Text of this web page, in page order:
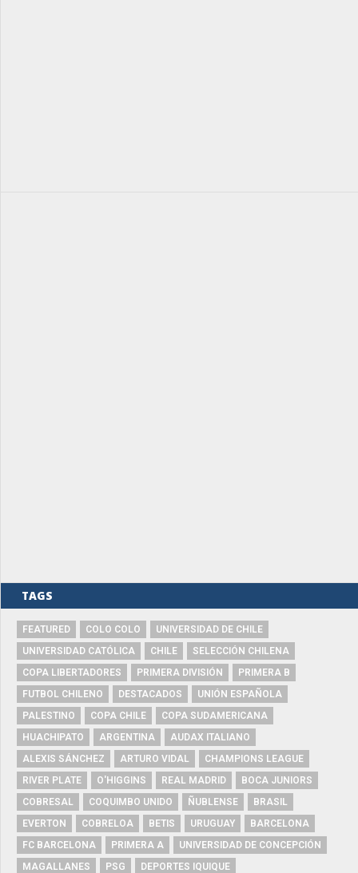
TAGS
FEATURED COLO COLO
UNIVERSIDAD DE CHILE
UNIVERSIDAD CATÓLICA
CHILE
SELECCIÓN CHILENA
COPA LIBERTADORES
PRIMERA DIVISIÓN
PRIMERA B
FUTBOL CHILENO
DESTACADOS
UNIÓN ESPAÑOLA
PALESTINO
COPA CHILE
COPA SUDAMERICANA
HUACHIPATO
ARGENTINA
AUDAX ITALIANO
ALEXIS SÁNCHEZ
ARTURO VIDAL
CHAMPIONS LEAGUE
RIVER PLATE
O'HIGGINS REAL MADRID
BOCA JUNIORS
COBRESAL
COQUIMBO UNIDO ÑUBLENSE
BRASIL
EVERTON
COBRELOA BETIS URUGUAY
BARCELONA
FC BARCELONA
PRIMERA A
UNIVERSIDAD DE CONCEPCIÓN
MAGALLANES
PSG DEPORTES IQUIQUE